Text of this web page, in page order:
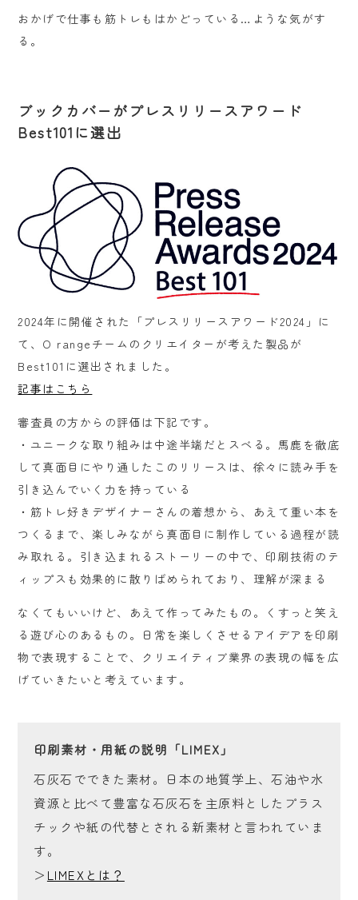
おかげで仕事も筋トレもはかどっている…ような気がす
る。
ブックカバーがプレスリリースアワード
Best101に選出
2024年に開催された「プレスリリースアワード2024」に
て、O rangeチームのクリエイターが考えた製品が
Best101に選出されました。
記事はこちら
審査員の方からの評価は下記です。
・ユニークな取り組みは中途半端だとスベる。馬鹿を徹底
して真面目にやり通したこのリリースは、徐々に読み手を
引き込んでいく力を持っている
・筋トレ好きデザイナーさんの着想から、あえて重い本を
つくるまで、楽しみながら真面目に制作している過程が読
み取れる。引き込まれるストーリーの中で、印刷技術のテ
ィップスも効果的に散りばめられており、理解が深まる
なくてもいいけど、あえて作ってみたもの。くすっと笑え
る遊び心のあるもの。日常を楽しくさせるアイデアを印刷
物で表現することで、クリエイティブ業界の表現の幅を広
げていきたいと考えています。
印刷素材・用紙の説明「LIMEX」
石灰石でできた素材。日本の地質学上、石油や水
資源と比べて豊富な石灰石を主原料としたプラス
チックや紙の代替とされる新素材と言われていま
す。
＞ LIMEXとは？